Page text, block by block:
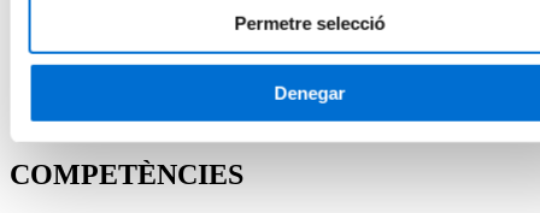
Permetre selecció
Denegar
Introducció a les accions individuals sobre el canvi climàtic
Les mètriques en l’impacte ambiental
Petjada hídrica, petjada de carboni i gasos amb efecte
Canvi climàtic i producció d’aliments
COMPETÈNCIES